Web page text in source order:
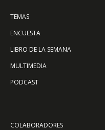
TEMAS
ENCUESTA
LIBRO DE LA SEMANA
MULTIMEDIA
PODCAST
COLABORADORES